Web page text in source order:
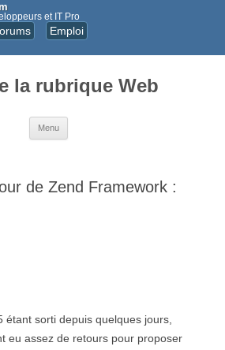
et IT Pro
Emploi
la rubrique Web
Menu
de Zend Framework :
étant sorti depuis quelques jours,
eu assez de retours pour proposer